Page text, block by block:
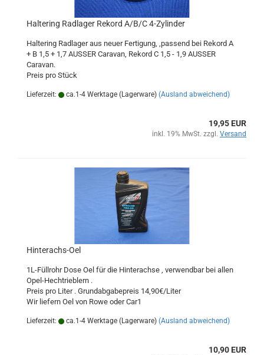
Haltering Radlager Rekord A/B/C 4-Zylinder
Haltering Radlager aus neuer Fertigung, ,passend bei Rekord A
+ B 1,5 + 1,7 AUSSER Caravan, Rekord C 1,5 - 1,9 AUSSER
Caravan.
Preis pro Stück
Lieferzeit: ca.1-4 Werktage (Lagerware) (Ausland abweichend)
19,95 EUR
inkl. 19% MwSt. zzgl. Versand
Hinterachs-Oel
1L-Füllrohr Dose Oel für die Hinterachse , verwendbar bei allen
Opel-Hechtrieblern .
Preis pro Liter . Grundabgabepreis 14,90€/Liter
Wir liefern Oel von Rowe oder Car1
Lieferzeit: ca.1-4 Werktage (Lagerware) (Ausland abweichend)
10,90 EUR